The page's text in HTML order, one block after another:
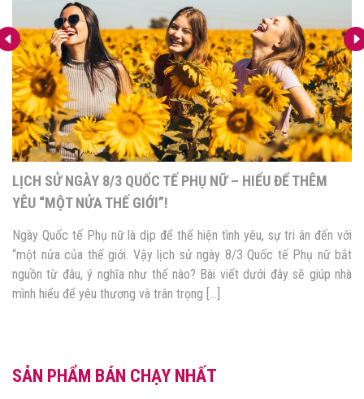
LỊCH SỬ NGÀY 8/3 QUỐC TẾ PHỤ NỮ – HIỂU ĐỂ THÊM
YÊU “MỘT NỬA THẾ GIỚI”!
Ngày Quốc tế Phụ nữ là dịp để thể hiện tình yêu, sự tri ân đến với
“một nửa của thế giới. Vậy lịch sử ngày 8/3 Quốc tế Phụ nữ bắt
nguồn từ đâu, ý nghĩa như thế nào? Bài viết dưới đây sẽ giúp nhà
mình hiểu để yêu thương và trân trọng […]
SẢN PHẨM BÁN CHẠY NHẤT